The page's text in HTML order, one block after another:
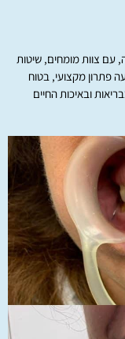
עם צוות מומחים, שיטות
פתרון מקצועי, בטוח
ובאיכות החיים